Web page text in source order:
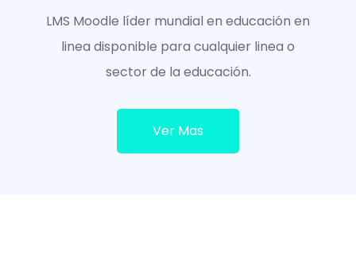
LMS Moodle líder mundial en educación en
linea disponible para cualquier linea o
sector de la educación.
Ver Mas